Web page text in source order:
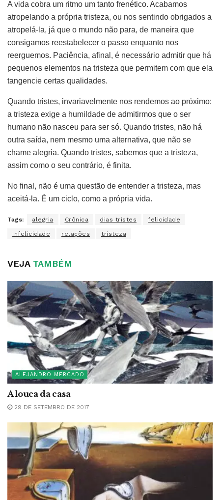
A vida cobra um ritmo um tanto frenético. Acabamos
atropelando a própria tristeza, ou nos sentindo obrigados a
atropelá-la, já que o mundo não para, de maneira que
consigamos reestabelecer o passo enquanto nos
reerguemos. Paciência, afinal, é necessário admitir que há
pequenos elementos na tristeza que permitem com que ela
tangencie certas qualidades.
Quando tristes, invariavelmente nos rendemos ao próximo:
a tristeza exige a humildade de admitirmos que o ser
humano não nasceu para ser só. Quando tristes, não há
outra saída, nem mesmo uma alternativa, que não se
chame alegria. Quando tristes, sabemos que a tristeza,
assim como o seu contrário, é finita.
No final, não é uma questão de entender a tristeza, mas
aceitá-la. É um ciclo, como a própria vida.
Tags: alegria Crônica dias tristes felicidade
infelicidade relações tristeza
VEJATAMBÉM
ALEJANDRO MERCADO
A louca da casa
29 DE SETEMBRO DE 2017